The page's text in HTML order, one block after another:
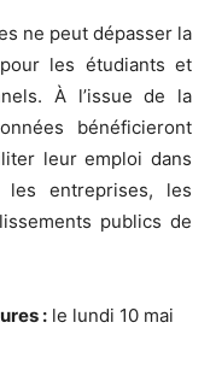
ne peut dépasser la
les étudiants et
À l’issue de la
bénéficieront
leur emploi dans
les entreprises, les
publics de
: le lundi 10 mai